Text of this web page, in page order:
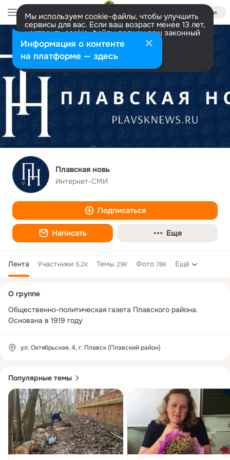
Войти
Мы используем cookie-файлы, чтобы улучшить
сервисы для вас. Если ваш возраст менее 13 лет,
настроить cookie-файлы должен ваш законный
представитель. Больше информации
Разрешить все Настроить
Плавская новь
Интернет-СМИ
Подписаться
Написать Еще
Лента Участники 5.2K Темы 29K Фото 78K Ещё
Популярные темы
колонка
О группе
Общественно-политическая газета Плавского района.
Основана в 1919 году
ул. Октябрьская, 4, г. Плавск (Плавский район)
Информация о контенте
на платформе — здесь